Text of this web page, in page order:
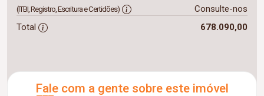
(ITBI, Registro, Escritura e Certidões)
Consulte-nos
Total
678.090,00
Fale com a gente sobre este imóvel